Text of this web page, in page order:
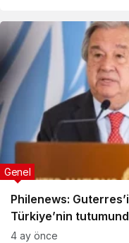
Philenews:
Türkiye’nin
Genel
4 ay önce